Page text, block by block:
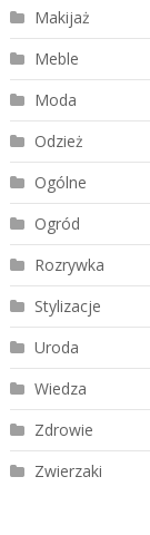
Makijaż
Meble
Moda
Odzież
Ogólne
Ogród
Rozrywka
Stylizacje
Uroda
Wiedza
Zdrowie
Zwierzaki